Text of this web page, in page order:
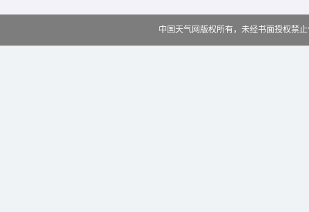
中国天气网版权所有，未经书面授权